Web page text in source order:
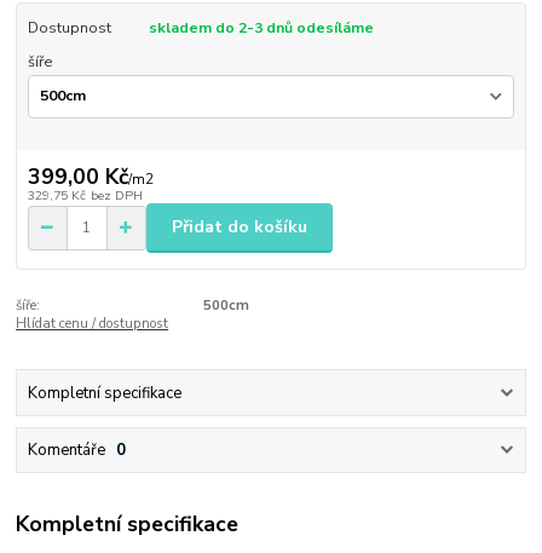
Dostupnost
skladem do 2-3 dnů odesíláme
šíře
399,00 Kč/m2
329,75 Kč bez DPH
Přidat do košíku
šíře:
500cm
Hlídat cenu / dostupnost
Kompletní specifikace
Komentáře 0
Kompletní specifikace